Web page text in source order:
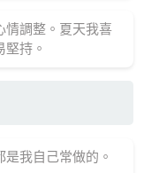
情調整。夏天我喜
持。
我自己常做的。